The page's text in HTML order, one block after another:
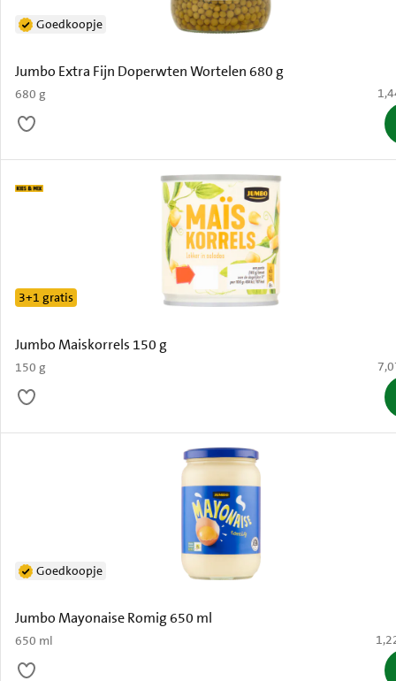
Jumbo Extra Fijn Doperwten Wortelen 680 g
680 g
Goedkoopje
€
Jumbo Maiskorrels 150 g
150 g
3+1 gratis
€
Jumbo Mayonaise Romig 650 ml
650 ml
Goedkoopje
€